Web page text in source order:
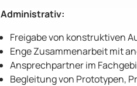
Administrativ:
Freigabe von konstruktiven
Enge Zusammenarbeit mit
Ansprechpartner im
Begleitung von Prototypen,